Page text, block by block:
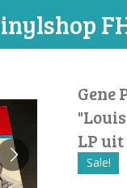
Gene
LP
Sale!